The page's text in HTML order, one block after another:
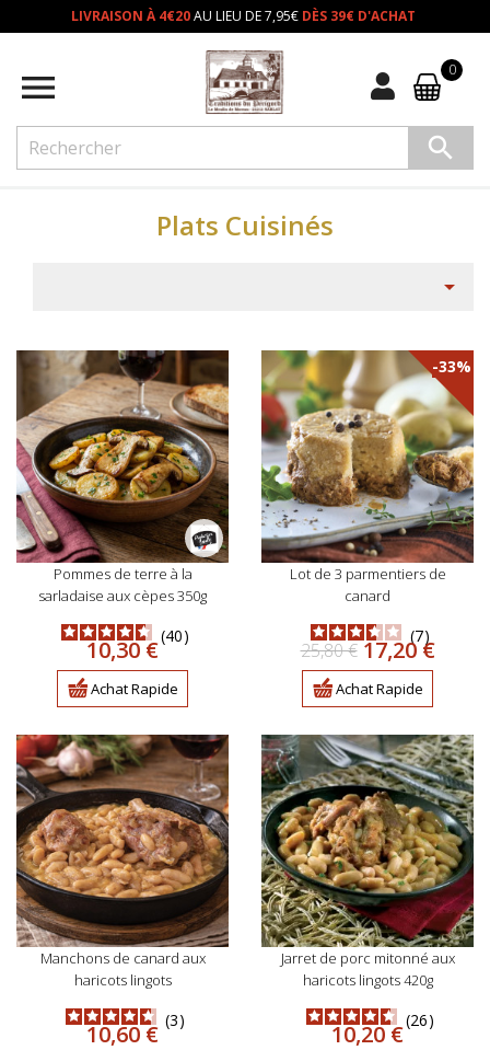
LIVRAISON À 4€20AU LIEU DE 7,95€ DÈS 39€ D'ACHAT
 0

Plats Cuisinés

pommes de terre à la
sarladaise aux cèpes 350g
40
Prix
10,30 €
Achat Rapide
-33%
lot de 3 parmentiers de
canard
7
Prix
de
base
25,80 €
Prix 17,20 €
Achat Rapide
manchons de canard aux
haricots lingots
3
Prix
10,60 €
jarret de porc mitonné aux
haricots lingots 420g
26
Prix
10,20 €